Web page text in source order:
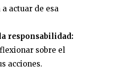
actuar de esa
responsabilidad:
sobre el
acciones.